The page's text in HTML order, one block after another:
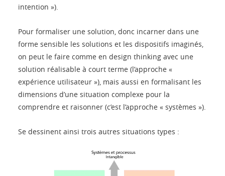
intention »).
Pour formaliser une solution, donc incarner dans une
forme sensible les solutions et les dispositifs imaginés,
on peut le faire comme en design thinking avec une
solution réalisable à court terme (l’approche «
expérience utilisateur »), mais aussi en formalisant les
dimensions d’une situation complexe pour la
comprendre et raisonner (c’est l’approche « systèmes »).
Se dessinent ainsi trois autres situations types :